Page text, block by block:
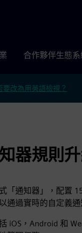
合作夥伴生態系
要改為用英語檢視？
器規則
「通知器」，配置
通過實時的自定義
iOS，Android 和